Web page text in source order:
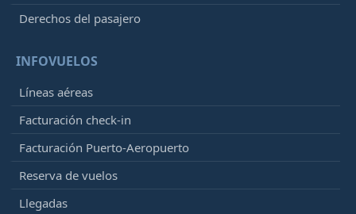
Derechos del pasajero
INFOVUELOS
Líneas aéreas
Facturación check-in
Facturación Puerto-Aeropuerto
Reserva de vuelos
Llegadas